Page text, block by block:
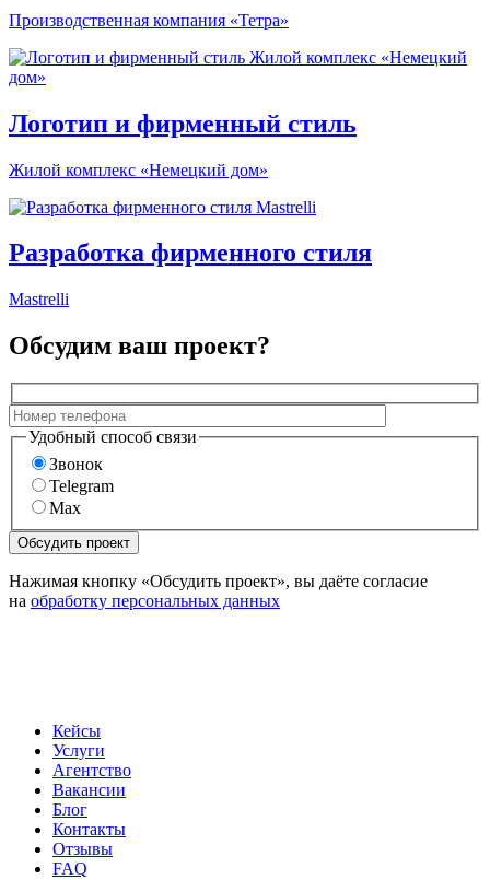
Производственная компания «Тетра»
Логотип и фирменный стиль
Жилой комплекс «Немецкий дом»
Разработка фирменного стиля
Mastrelli
Обсудим ваш проект?
Удобный способ связи
Звонок
Telegram
Max
Нажимая кнопку «Обсудить проект», вы даёте согласие
на обработку персональных данных
Кейсы
Услуги
Агентство
Вакансии
Блог
Контакты
Отзывы
FAQ